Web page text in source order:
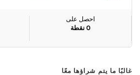
احصل على
0 نقطة
غالبًا ما يتم شراؤها معًا